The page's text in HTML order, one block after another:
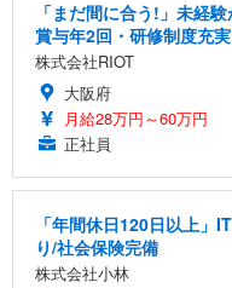
「まだ間に合う!」未経
賞与年2回・研修制度充実
株式会社RIOT
大阪府
月給28万円～60万円
正社員
「年間休日120日以上」
り/社会保険完備
株式会社小林